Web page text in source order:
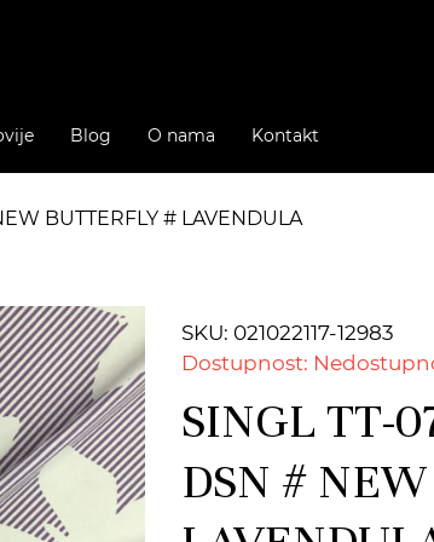
Blog O nama Kontakt
BUTTERFLY # LAVENDULA
SKU: 021022117-12983
Dostupnost:
SINGL TT-
DSN #